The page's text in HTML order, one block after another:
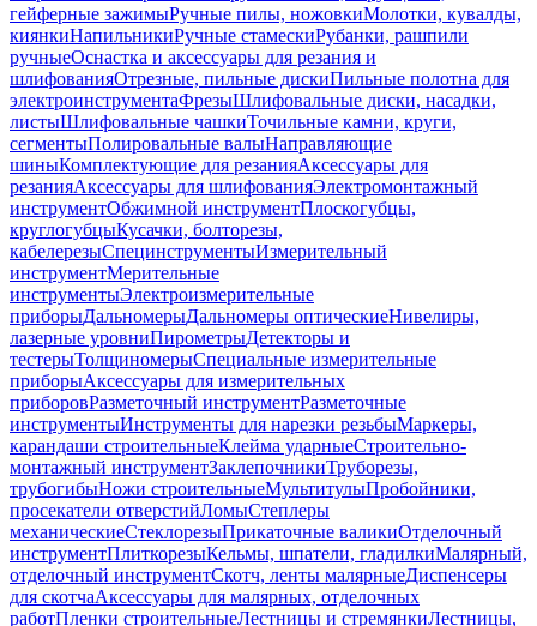
гейферные зажимыРучные пилы, ножовкиМолотки, кувалды,
киянкиНапильникиРучные стамескиРубанки, рашпили
ручныеОснастка и аксессуары для резания и
шлифованияОтрезные, пильные дискиПильные полотна для
электроинструментаФрезыШлифовальные диски, насадки,
листыШлифовальные чашкиТочильные камни, круги,
сегментыПолировальные валыНаправляющие
шиныКомплектующие для резанияАксессуары для
резанияАксессуары для шлифованияЭлектромонтажный
инструментОбжимной инструментПлоскогубцы,
круглогубцыКусачки, болторезы,
кабелерезыСпецинструментыИзмерительный
инструментМерительные
инструментыЭлектроизмерительные
приборыДальномерыДальномеры оптическиеНивелиры,
лазерные уровниПирометрыДетекторы и
тестерыТолщиномерыСпециальные измерительные
приборыАксессуары для измерительных
приборовРазметочный инструментРазметочные
инструментыИнструменты для нарезки резьбыМаркеры,
карандаши строительныеКлейма ударныеСтроительно-
монтажный инструментЗаклепочникиТруборезы,
трубогибыНожи строительныеМультитулыПробойники,
просекатели отверстийЛомыСтеплеры
механическиеСтеклорезыПрикаточные валикиОтделочный
инструментПлиткорезыКельмы, шпатели, гладилкиМалярный,
отделочный инструментСкотч, ленты малярныеДиспенсеры
для скотчаАксессуары для малярных, отделочных
работПленки строительныеЛестницы и стремянкиЛестницы,